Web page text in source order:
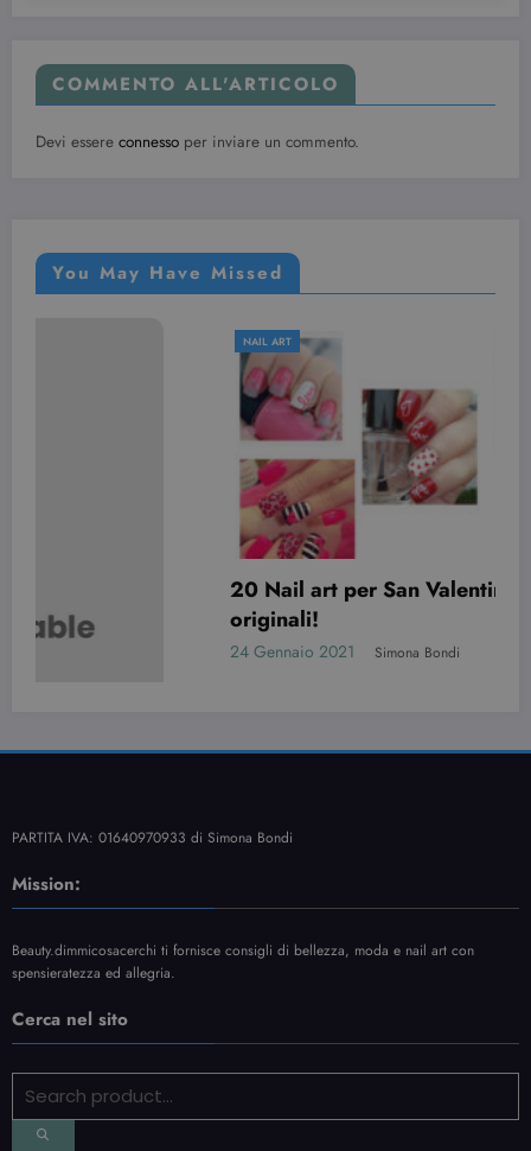
COMMENTO ALL'ARTICOLO
Devi essere connesso per inviare un commento.
You May Have Missed
20 Nail art per San Valentino davvero
originali!
Simona Bondi
PARTITA IVA: 01640970933 di Simona Bondi
Mission:
Beauty.dimmicosacerchi ti fornisce consigli di bellezza, moda e nail art con
spensieratezza ed allegria.
Cerca nel sito